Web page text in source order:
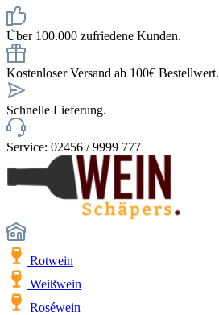
Über 100.000 zufriedene Kunden.
Kostenloser Versand ab 100€ Bestellwert.
Schnelle Lieferung.
Service: 02456 / 9999 777
Rotwein
Weißwein
Roséwein